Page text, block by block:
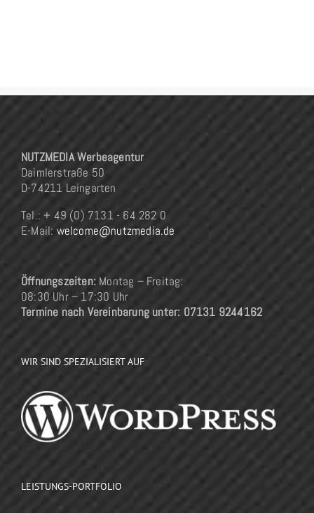
NUTZMEDIA Werbeagentur
Daimlerstraße 50
D-74211 Leingarten
Tel.: + 49 (0) 7131 - 64 282 0
E-Mail: welcome@nutzmedia.de
Öffnungszeiten: Montag – Freitag:
08:30 Uhr – 17:30 Uhr
Termine nach Vereinbarung unter: 07131 9244162
WIR SIND SPEZIALISIERT AUF
LEISTUNGS-PORTFOLIO